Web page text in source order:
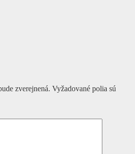
zverejnená. Vyžadované polia sú